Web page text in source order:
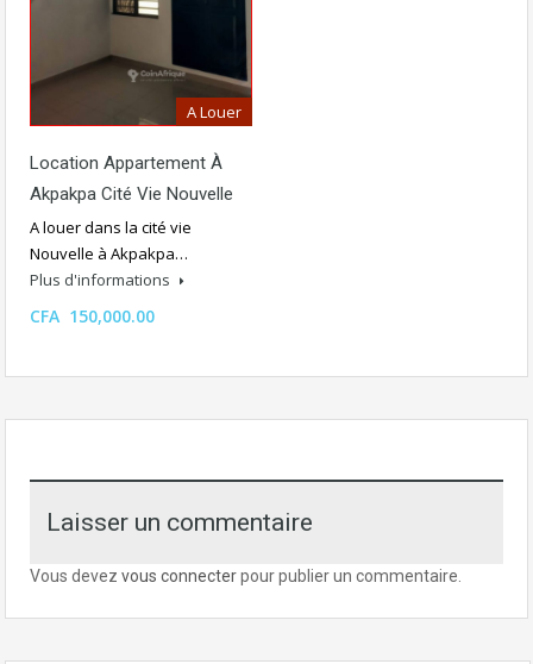
A Louer
Location Appartement À
Akpakpa Cité Vie Nouvelle
A louer dans la cité vie
Nouvelle à Akpakpa…
Plus d'informations
CFA 150,000.00
Laisser un commentaire
Vous devez vous connecterpour publier un commentaire.